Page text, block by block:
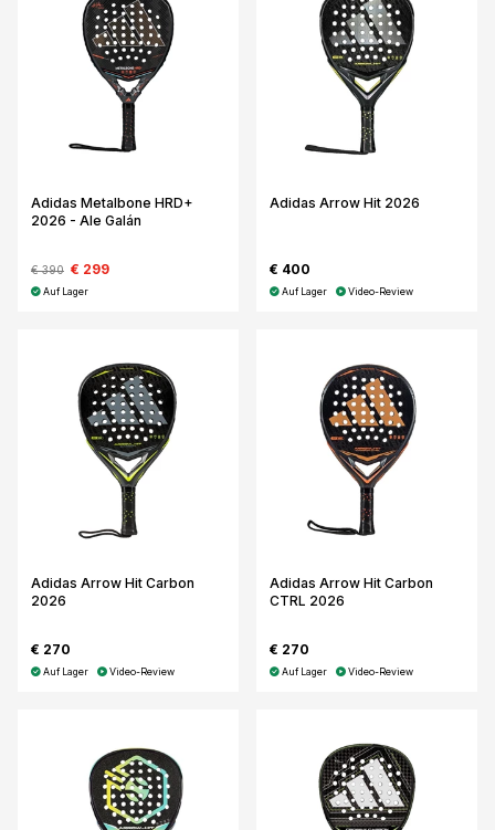
Adidas Metalbone HRD+
2026 - Ale Galán
€ 390 € 299
Auf Lager
Adidas Arrow Hit 2026
€ 400
Auf Lager Video-Review
Adidas Arrow Hit Carbon
2026
€ 270
Auf Lager Video-Review
Adidas Arrow Hit Carbon
CTRL 2026
€ 270
Auf Lager Video-Review